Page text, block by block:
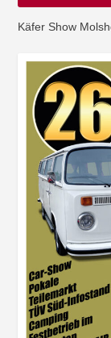
Käfer Show